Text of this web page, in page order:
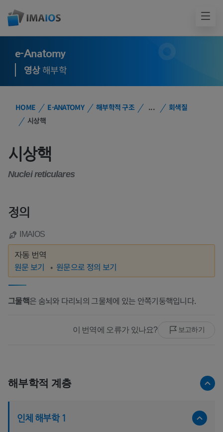
e-Anatomy
영상해부학
HOME E-ANATOMY 해부학적 구조 ...
회색질
시상핵
시상핵
Nuclei reticulares
정의
IMAIOS
자동 번역
원문 보기 원문으로 정의 보기
그물핵은 숨뇌와 다리뇌의 그물체에 있는 안쪽기둥핵입니다.
이 번역에 오류가 있나요? 보고하기
해부학적 계층
인체 해부학 1